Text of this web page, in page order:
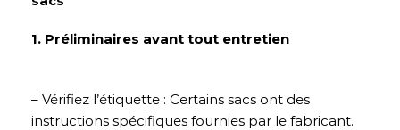
1. Préliminaires avant tout entretien
– Vérifiez l’étiquette : Certains sacs ont des
instructions spécifiques fournies par le fabricant.